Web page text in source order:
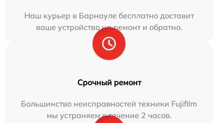
Наш курьер в Барнауле бесплатно доставит
ваше устройство на ремонт и обратно.
Срочный ремонт
Большинство неисправностей техники Fujifilm
мы устраняем в течение 2 часов.